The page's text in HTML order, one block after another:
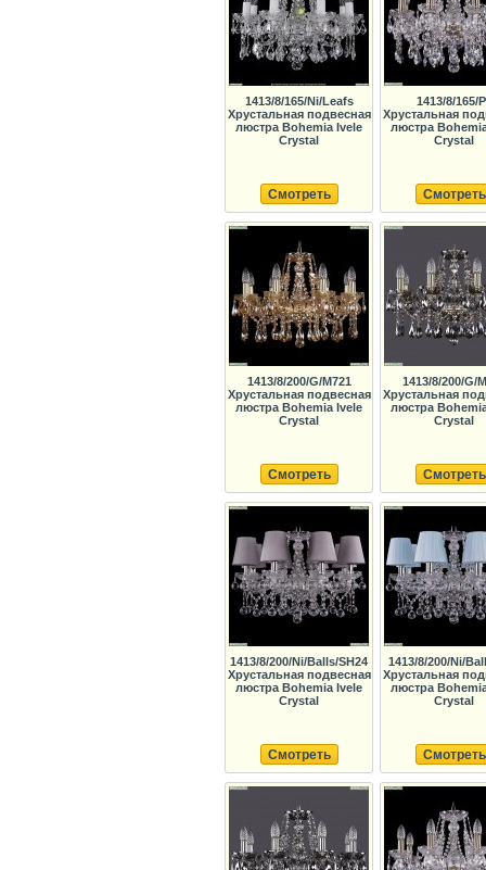
1413/8/165/Ni/Leafs
Хрустальная подвесная
люстра Bohemia Ivele
Crystal
Смотреть
1413/8/165/
Хрустальная
люстра
Crystal
Смотреть
1413/8/200/G/M721
Хрустальная подвесная
люстра Bohemia Ivele
Crystal
Смотреть
1413/8/200/G/
Хрустальная
люстра
Crystal
Смотреть
1413/8/200/Ni/Balls/SH24
Хрустальная подвесная
люстра Bohemia Ivele
Crystal
Смотреть
1413/8/200/Ni/
Хрустальная
люстра
Crystal
Смотреть